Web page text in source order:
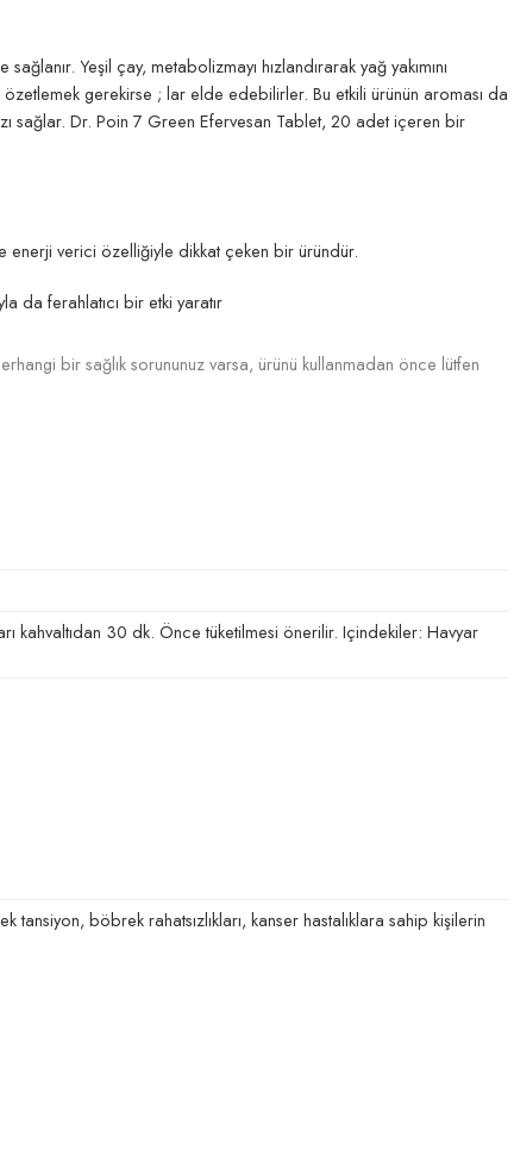
Yeşil çay, metabolizmayı hızlandırarak yağ yakımını
özetlemek gerekirse ; lar elde edebilirler. Bu etkili ürünün aroması da
sağlar. Dr. Poin 7 Green Efervesan Tablet, 20 adet içeren bir
enerji verici özelliğiyle dikkat çeken bir üründür.
da ferahlatıcı bir etki yaratır
bir sağlık sorununuz varsa, ürünü kullanmadan önce lütfen
kahvaltıdan 30 dk. Önce tüketilmesi önerilir. Içindekiler: Havyar
tansiyon, böbrek rahatsızlıkları, kanser hastalıklara sahip kişilerin